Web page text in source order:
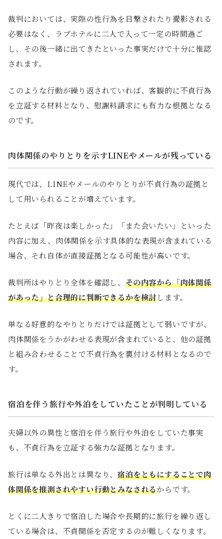
裁判においては、実際の性行為を目撃されたり撮影される
必要はなく、ラブホテルに二人で入って一定の時間過ご
し、その後一緒に出てきたといった事実だけで十分に推認
されます。
このような行動が繰り返されていれば、客観的に不貞行為
を立証する材料となり、慰謝料請求にも有力な根拠となる
のです。
肉体関係のやりとりを示すLINEやメールが残っている
現代では、LINEやメールのやりとりが不貞行為の証拠と
して用いられることが増えています。
たとえば「昨夜は楽しかった」「また会いたい」といった
内容に加え、肉体関係を示す具体的な表現が含まれている
場合、それ自体が直接証拠となる可能性が高いです。
裁判所はやりとり全体を確認し、その内容から「肉体関係
があった」と合理的に判断できるかを検討します。
単なる好意的なやりとりだけでは証拠として弱いですが、
肉体関係をうかがわせる表現が含まれていると、他の証拠
と組み合わせることで不貞行為を裏付ける材料となるので
す。
宿泊を伴う旅行や外泊をしていたことが判明している
夫婦以外の異性と宿泊を伴う旅行や外泊をしていた事実
も、不貞行為を立証する強力な証拠となります。
旅行は単なる外出とは異なり、宿泊をともにすることで肉
体関係を推測されやすい行動とみなされるからです。
とくに二人きりで宿泊した場合や長期的に旅行を繰り返し
ている場合は、不貞関係を否定するのが難しくなります。